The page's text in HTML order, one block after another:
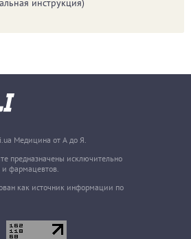
Медицина от А до Я.
предназначены исключительно
фармацевтов.
как источник информации по